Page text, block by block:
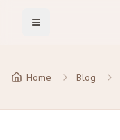
Toggle Menu
Home Blog